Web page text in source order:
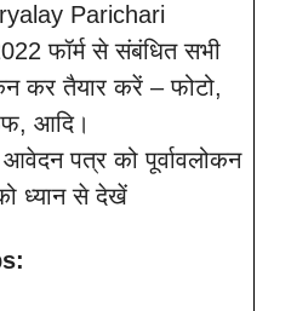
Parichari
फॉर्म से संबंधित सभी
कर तैयार करें – फोटो,
आदि।
पत्र को पूर्वावलोकन
ध्यान से देखें